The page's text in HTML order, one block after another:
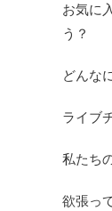
お気に
う？
どんな
ライブ
私たち
欲張っ